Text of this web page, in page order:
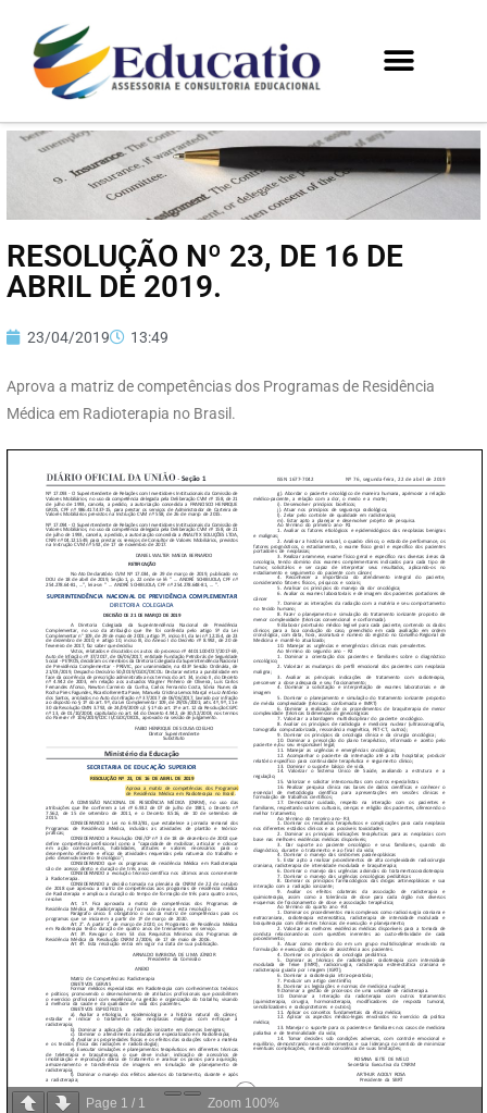
RESOLUÇÃO Nº 23, DE 16 DE
ABRIL DE 2019.
23/04/2019 13:49
Aprova a matriz de competências dos Programas de Residência
Médica em Radioterapia no Brasil.
Page 1 / 1 Zoom 100%